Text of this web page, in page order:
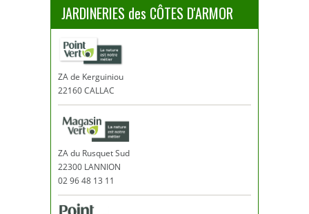
JARDINERIES des CÔTES D'ARMOR
ZA de Kerguiniou
22160 CALLAC
ZA du Rusquet Sud
22300 LANNION
02 96 48 13 11